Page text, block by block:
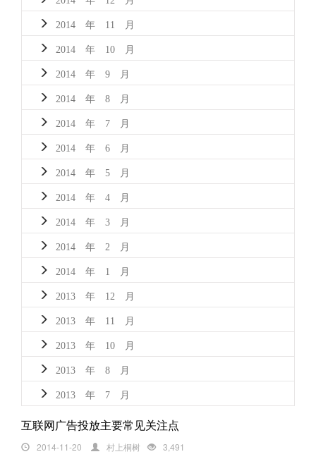
2014 年 11 月
2014 年 10 月
2014 年 9 月
2014 年 8 月
2014 年 7 月
2014 年 6 月
2014 年 5 月
2014 年 4 月
2014 年 3 月
2014 年 2 月
2014 年 1 月
2013 年 12 月
2013 年 11 月
2013 年 10 月
2013 年 8 月
2013 年 7 月
互联网广告投放主要常见关注点
2014-11-20 村上桐树 3,491